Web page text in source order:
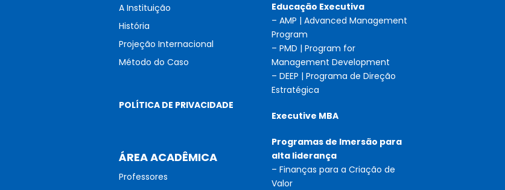
A Instituição
História
Projeção Internacional
Método do Caso
POLÍTICA DE PRIVACIDADE
ÁREA ACADÊMICA
Professores
Educação Executiva
– AMP | Advanced Management
Program
– PMD | Program for
Management Development
– DEEP | Programa de Direção
Estratégica
Executive MBA
Programas de Imersão para
alta liderança
– Finanças para a Criação de
Valor